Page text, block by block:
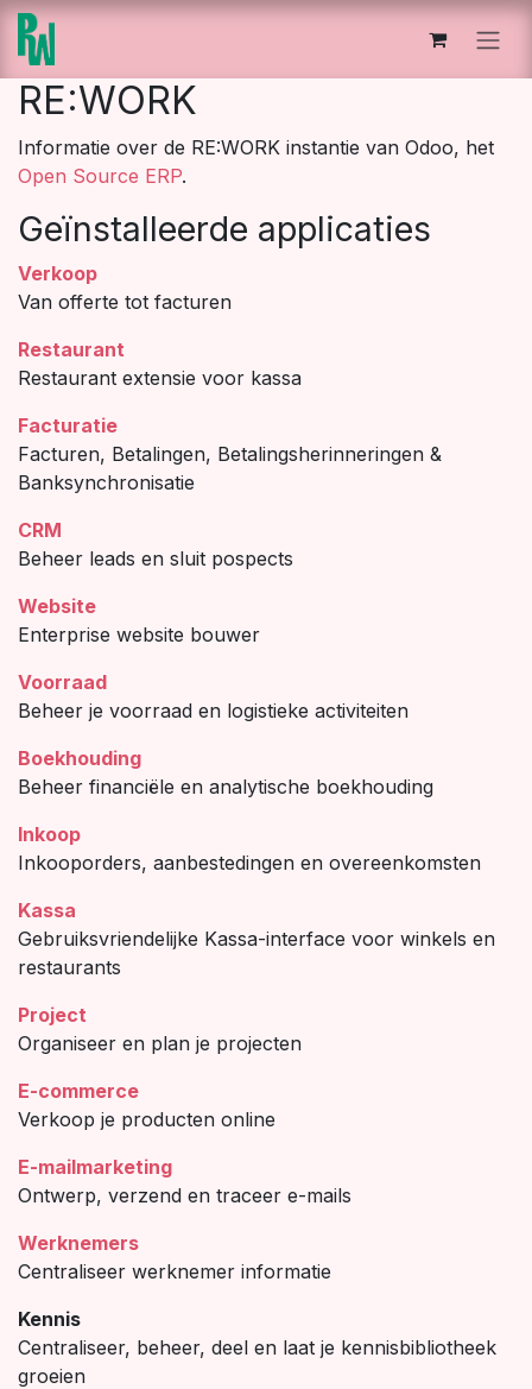
Overslaan naar inhoud
RE:WORK
Informatie over de RE:WORK instantie van Odoo, het
Open Source ERP.
Geïnstalleerde applicaties
Verkoop
Van offerte tot facturen
Restaurant
Restaurant extensie voor kassa
Facturatie
Facturen, Betalingen, Betalingsherinneringen &
Banksynchronisatie
CRM
Beheer leads en sluit pospects
Website
Enterprise website bouwer
Voorraad
Beheer je voorraad en logistieke activiteiten
Boekhouding
Beheer financiële en analytische boekhouding
Inkoop
Inkooporders, aanbestedingen en overeenkomsten
Kassa
Gebruiksvriendelijke Kassa-interface voor winkels en
restaurants
Project
Organiseer en plan je projecten
E-commerce
Verkoop je producten online
E-mailmarketing
Ontwerp, verzend en traceer e-mails
Werknemers
Centraliseer werknemer informatie
Kennis
Centraliseer, beheer, deel en laat je kennisbibliotheek
groeien